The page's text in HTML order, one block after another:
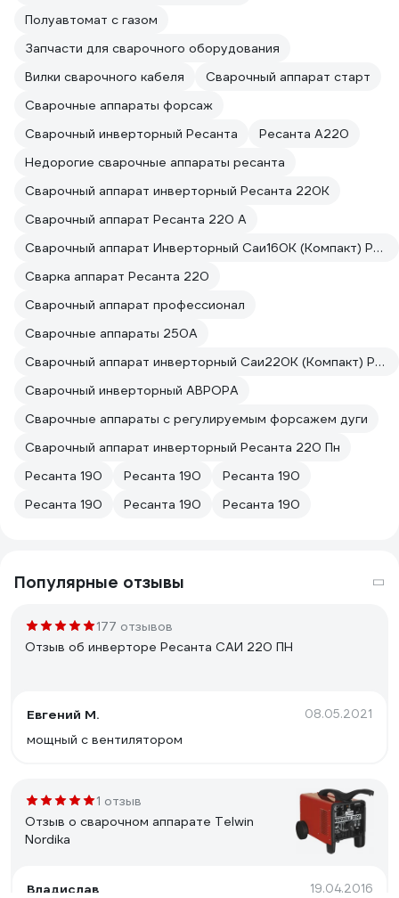
Полуавтомат с газом
Запчасти для сварочного оборудования
Вилки сварочного кабеля
Сварочный аппарат старт
Сварочные аппараты форсаж
Сварочный инверторный Ресанта
Ресанта А220
Недорогие сварочные аппараты ресанта
Сварочный аппарат инверторный Ресанта 220К
Сварочный аппарат Ресанта 220 А
Сварочный аппарат Инверторный Саи160К (Компакт) Ресанта
Сварка аппарат Ресанта 220
Сварочный аппарат профессионал
Сварочные аппараты 250А
Сварочный аппарат инверторный Саи220К (Компакт) Ресанта
Сварочный инверторный АВРОРА
Сварочные аппараты с регулируемым форсажем дуги
Сварочный аппарат инверторный Ресанта 220 Пн
Ресанта 190
Ресанта 190
Ресанта 190
Ресанта 190
Ресанта 190 Ресанта 190
Популярные отзывы
177 отзывов
Отзыв об инверторе Ресанта САИ 220 ПН
Евгений М. 08.05.2021
мощный с вентилятором
1 отзыв
Отзыв о сварочном аппарате Telwin
Nordika
Владислав 19.04.2016